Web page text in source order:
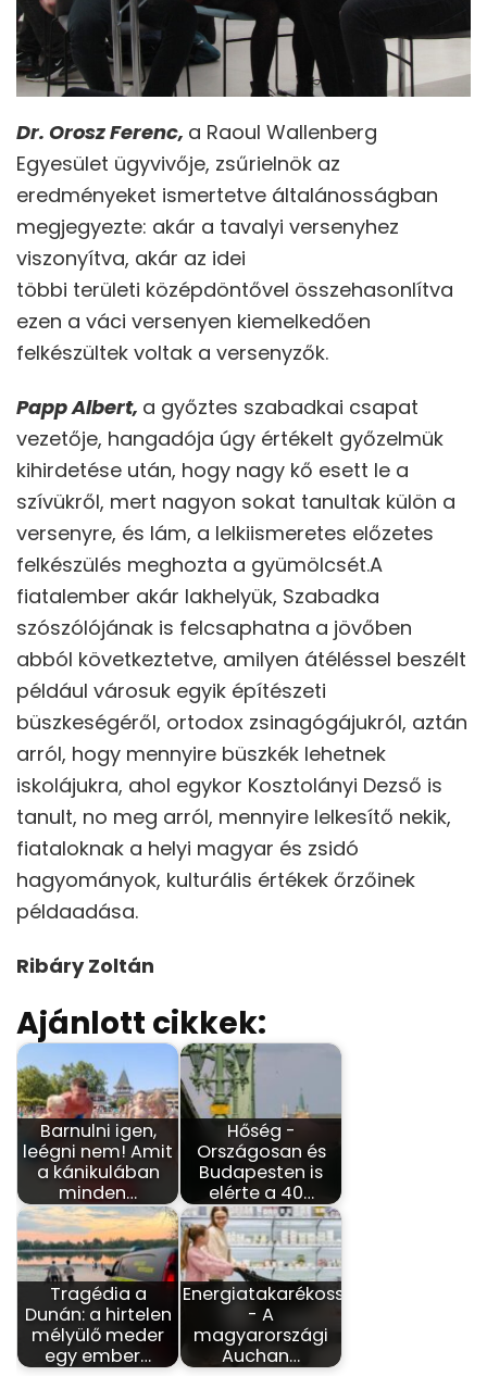
Dr. Orosz Ferenc, a Raoul Wallenberg
Egyesület ügyvivője, zsűrielnök az
eredményeket ismertetve általánosságban
megjegyezte: akár a tavalyi versenyhez
viszonyítva, akár az idei
többi területi középdöntővel összehasonlítva
ezen a váci versenyen kiemelkedően
felkészültek voltak a versenyzők.
Papp Albert, a győztes szabadkai csapat
vezetője, hangadója úgy értékelt győzelmük
kihirdetése után, hogy nagy kő esett le a
szívükről, mert nagyon sokat tanultak külön a
versenyre, és lám, a lelkiismeretes előzetes
felkészülés meghozta a gyümölcsét.A
fiatalember akár lakhelyük, Szabadka
szószólójának is felcsaphatna a jövőben
abból következtetve, amilyen átéléssel beszélt
például városuk egyik építészeti
büszkeségéről, ortodox zsinagógájukról, aztán
arról, hogy mennyire büszkék lehetnek
iskolájukra, ahol egykor Kosztolányi Dezső is
tanult, no meg arról, mennyire lelkesítő nekik,
fiataloknak a helyi magyar és zsidó
hagyományok, kulturális értékek őrzőinek
példaadása.
Ribáry Zoltán
Ajánlott cikkek:
Barnulni igen,
leégni nem! Amit
a kánikulában
minden…
Hőség -
Országosan és
Budapesten is
elérte a 40…
Tragédia a
Dunán: a hirtelen
mélyülő meder
egy ember…
Energiatakarékosság
- A
magyarországi
Auchan…